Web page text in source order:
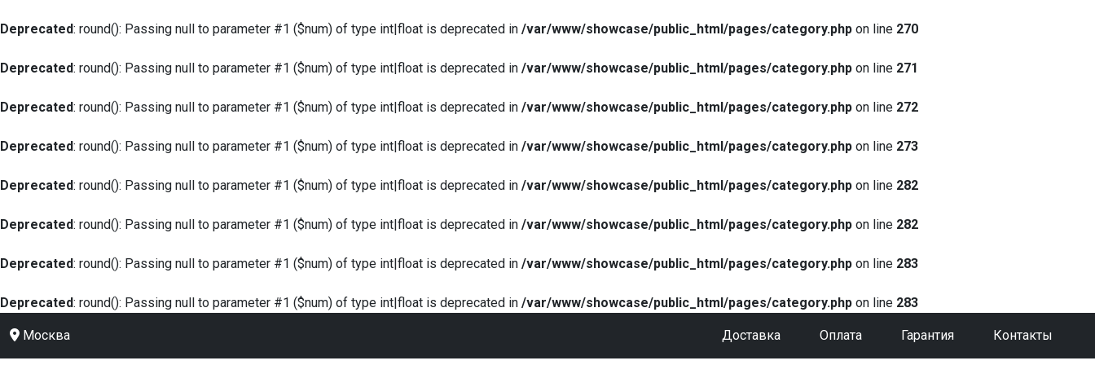
Deprecated: round(): Passing null to parameter #1 ($num) of type int|float is deprecated in /var/www/showcase/public_html/pages/category.php on line 270
Deprecated: round(): Passing null to parameter #1 ($num) of type int|float is deprecated in /var/www/showcase/public_html/pages/category.php on line 271
Deprecated: round(): Passing null to parameter #1 ($num) of type int|float is deprecated in /var/www/showcase/public_html/pages/category.php on line 272
Deprecated: round(): Passing null to parameter #1 ($num) of type int|float is deprecated in /var/www/showcase/public_html/pages/category.php on line 273
Deprecated: round(): Passing null to parameter #1 ($num) of type int|float is deprecated in /var/www/showcase/public_html/pages/category.php on line 282
Deprecated: round(): Passing null to parameter #1 ($num) of type int|float is deprecated in /var/www/showcase/public_html/pages/category.php on line 282
Deprecated: round(): Passing null to parameter #1 ($num) of type int|float is deprecated in /var/www/showcase/public_html/pages/category.php on line 283
Deprecated: round(): Passing null to parameter #1 ($num) of type int|float is deprecated in /var/www/showcase/public_html/pages/category.php on line 283
Москва Доставка Оплата Гарантия Контакты